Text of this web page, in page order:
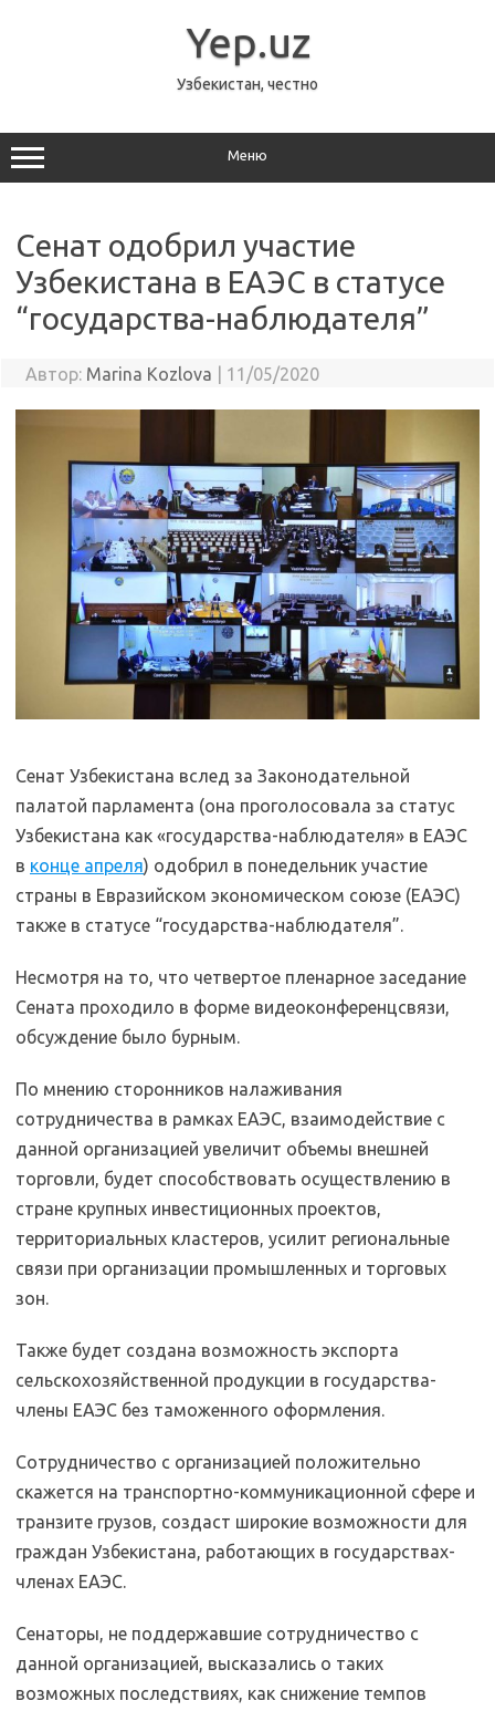
Yep.uz
Узбекистан, честно
Меню
Сенат одобрил участие
Узбекистана в ЕАЭС в статусе
“государства-наблюдателя”
Автор: Marina Kozlova 11/05/2020
Сенат Узбекистана вслед за Законодательной
палатой парламента (она проголосовала за статус
Узбекистана как «государства-наблюдателя» в ЕАЭС
в конце апреля) одобрил в понедельник участие
страны в Евразийском экономическом союзе (ЕАЭС)
также в статусе “государства-наблюдателя”.
Несмотря на то, что четвертое пленарное заседание
Сената проходило в форме видеоконференцсвязи,
обсуждение было бурным.
По мнению сторонников налаживания
сотрудничества в рамках ЕАЭС, взаимодействие с
данной организацией увеличит объемы внешней
торговли, будет способствовать осуществлению в
стране крупных инвестиционных проектов,
территориальных кластеров, усилит региональные
связи при организации промышленных и торговых
зон.
Также будет создана возможность экспорта
сельскохозяйственной продукции в государства-
члены ЕАЭС без таможенного оформления.
Сотрудничество с организацией положительно
скажется на транспортно-коммуникационной сфере и
транзите грузов, создаст широкие возможности для
граждан Узбекистана, работающих в государствах-
членах ЕАЭС.
Сенаторы, не поддержавшие сотрудничество с
данной организацией, высказались о таких
возможных последствиях, как снижение темпов